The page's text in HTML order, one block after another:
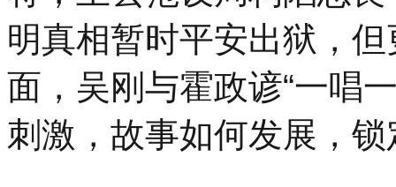
明真相暂时平安出狱，
面，吴刚与霍政谚“一唱
刺激，故事如何发展，